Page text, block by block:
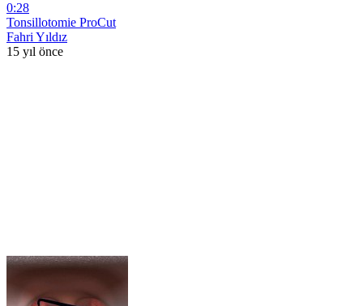
0:28
Tonsillotomie ProCut
Fahri Yıldız
15 yıl önce